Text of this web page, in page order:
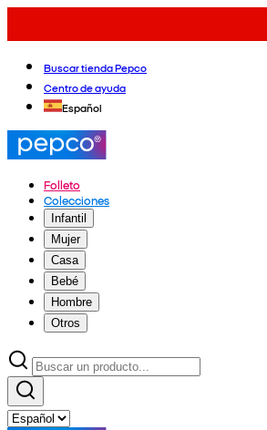
Buscar tienda Pepco
Centro de ayuda
Español
Folleto
Colecciones
Infantil
Mujer
Casa
Bebé
Hombre
Otros